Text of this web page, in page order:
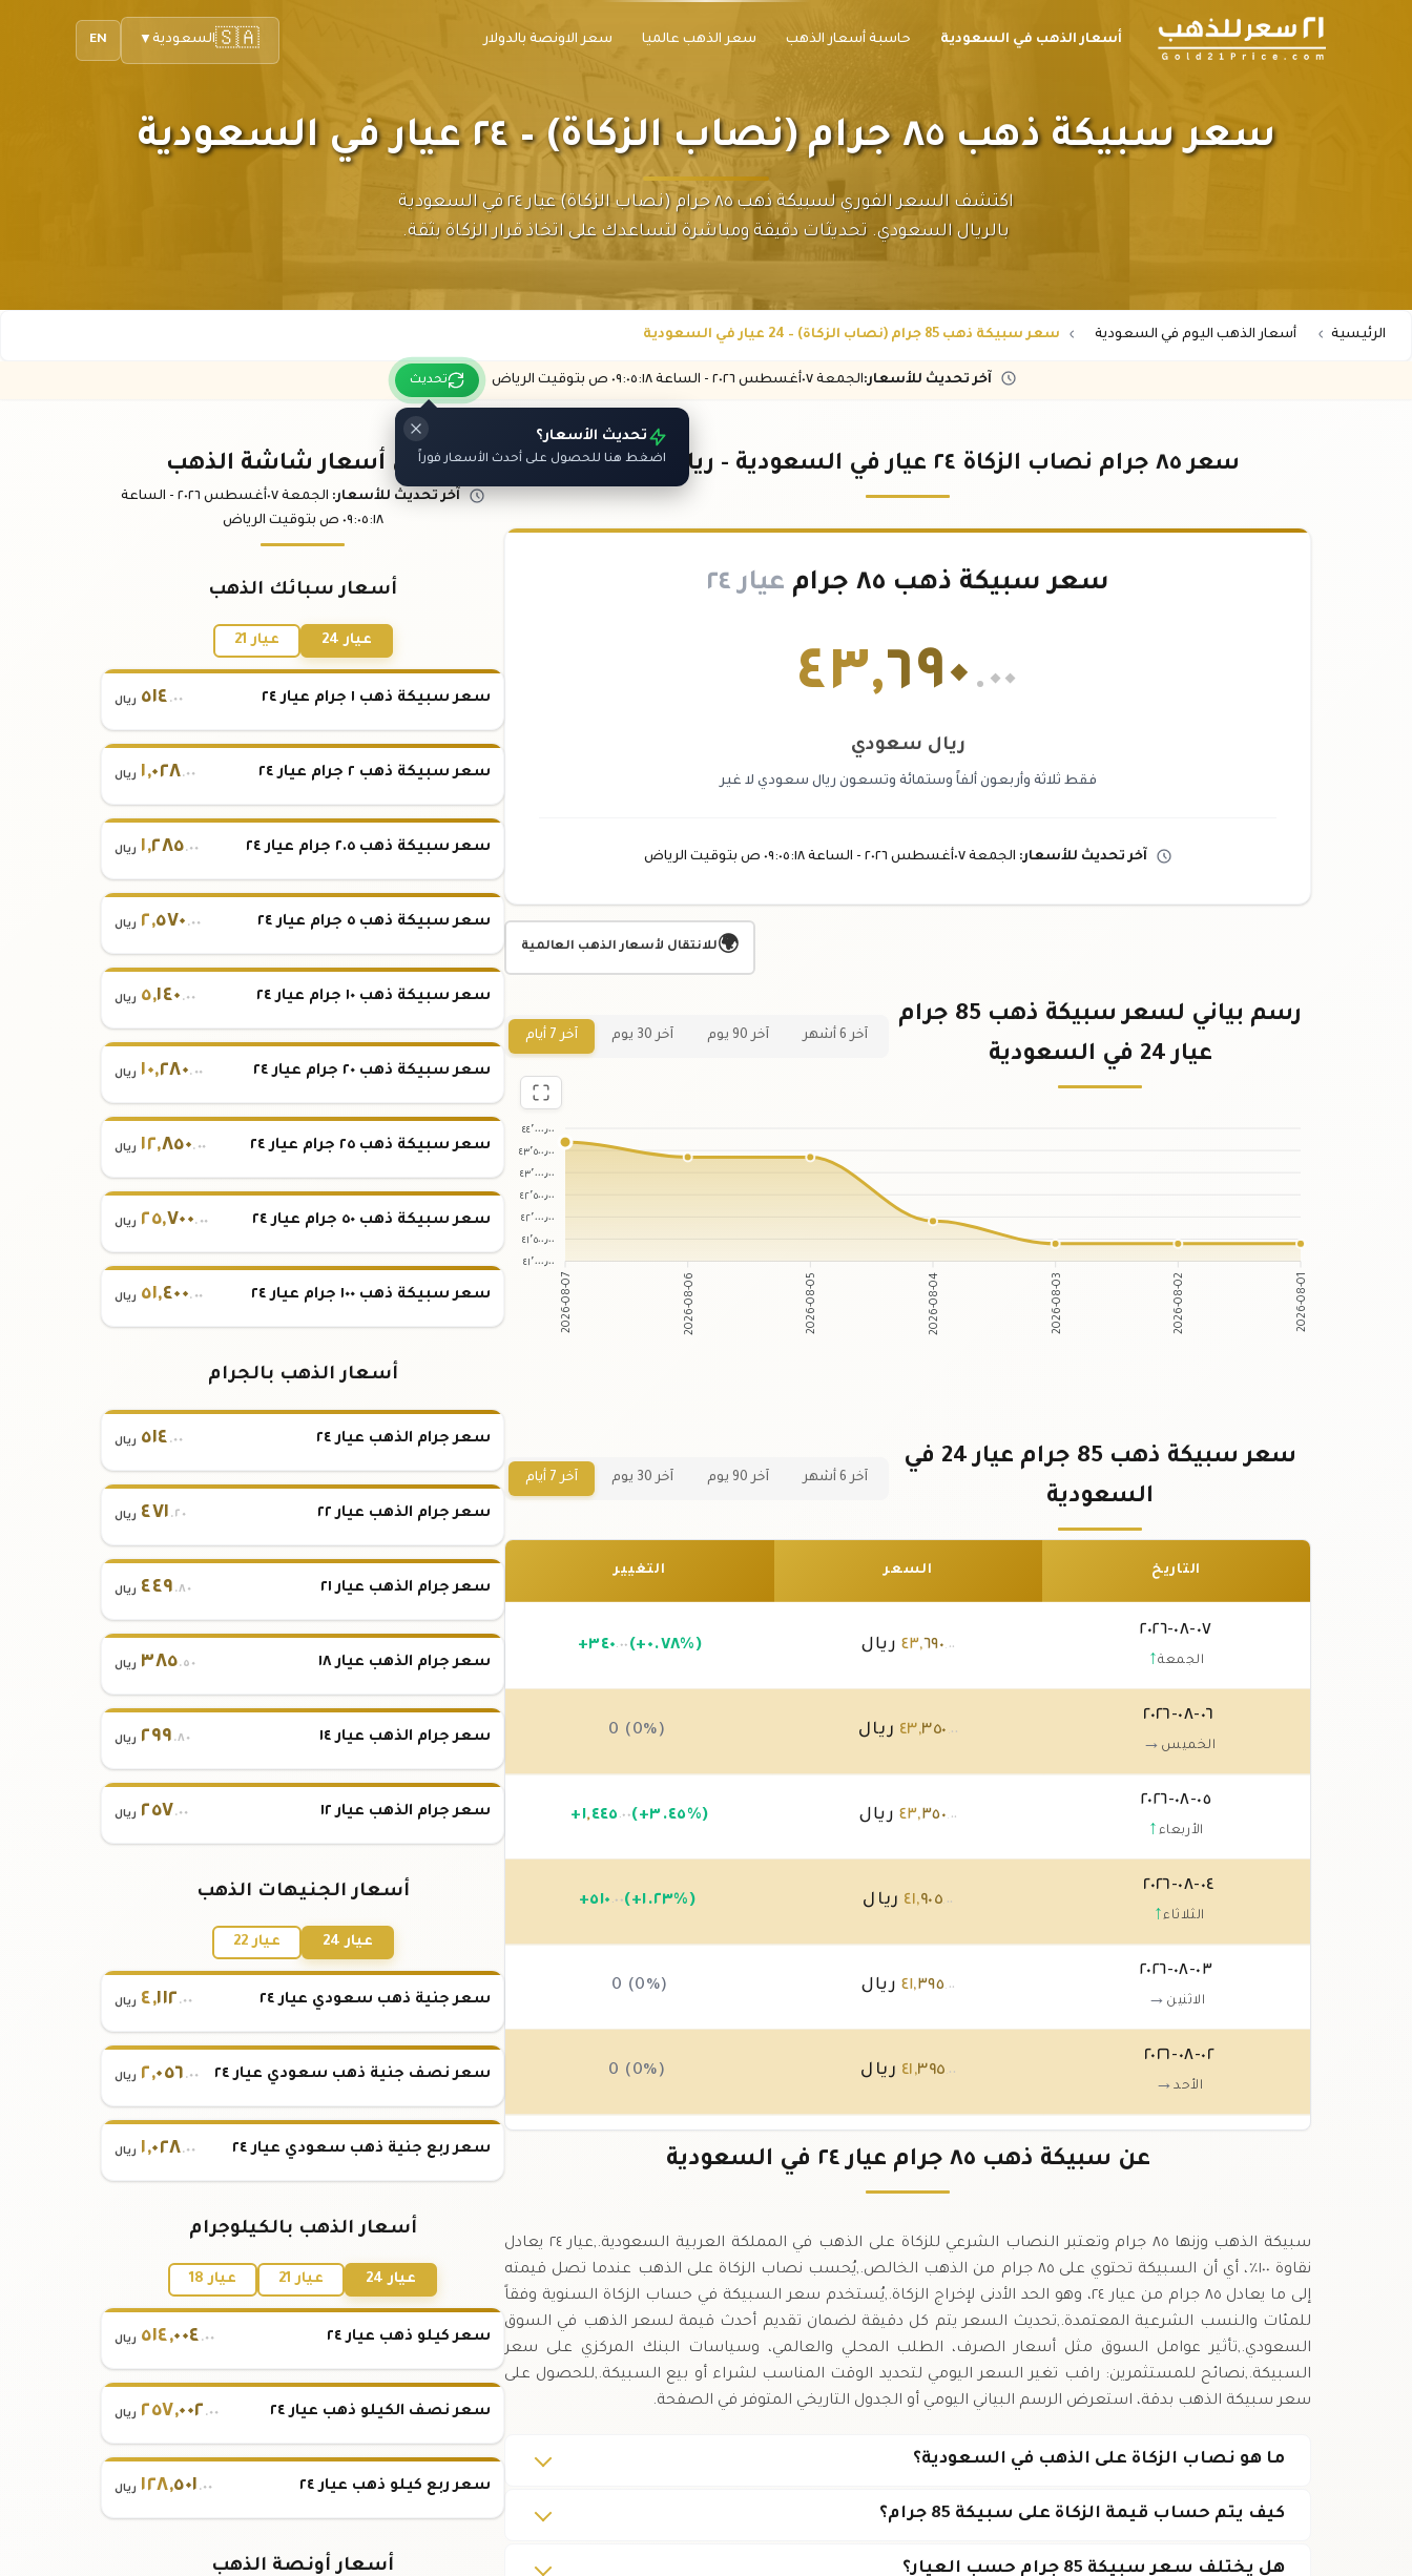
أسعار الذهب في السعودية حاسبة أسعار الذهب سعر الذهب عالميا سعر الاونصة بالدولار EN 🇸🇦السعودية ▼
سعر سبيكة ذهب ٨٥ جرام (نصاب الزكاة) – ٢٤ عيار في السعودية
اكتشف السعر الفوري لسبيكة ذهب ٨٥ جرام (نصاب الزكاة) عيار ٢٤ في السعودية
بالريال السعودي. تحديثات دقيقة ومباشرة لتساعدك على اتخاذ قرار الزكاة بثقة.
الرئيسية أسعار الذهب اليوم في السعودية سعر سبيكة ذهب 85 جرام (نصاب الزكاة) – 24 عيار في السعودية
آخر تحديث للأسعار:الجمعة ٠٧ أغسطس ٢٠٢٦ - الساعة :١٨ ص بتوقيت الرياض تحديث
تحديث الأسعار؟
اضغط هنا للحصول على أحدث الأسعار فوراً سعر ٨٥ جرام نصاب الزكاة ٢٤ عيار في السعودية - ريال سعودي
سعر سبيكة ذهب ٨٥ جرام عيار ٢٤
٤٣,٦٩٠ .٠٠
ريال سعودي
فقط ثلاثة وأربعون ألفاً وستمائة وتسعون ريال سعودي لا غير
آخر تحديث للأسعار: الجمعة ٠٧ أغسطس ٢٠٢٦ - الساعة ٠٩:٠٥:١٨ ص بتوقيت الرياض
🌍للانتقال لأسعار الذهب العالمية
رسم بياني لسعر سبيكة ذهب 85 جرام
عيار 24 في السعودية
آخر 6 أشهر آخر 90 يوم آخر 30 يوم آخر 7 أيام
٤٤٬٠٠٠٫٠٠
٤٣٬٥٠٠٫٠٠
٤٣٬٠٠٠٫٠٠
٤٢٬٥٠٠٫٠٠
٤٢٬٠٠٠٫٠٠
٤١٬٥٠٠٫٠٠
٤١٬٠٠٠٫٠٠
2026-08-07 2026-08-06 2026-08-05 2026-08-04 2026-08-03 2026-08-02 2026-08-01
سعر سبيكة ذهب 85 جرام عيار 24 في
السعودية
آخر 6 أشهر آخر 90 يوم آخر 30 يوم آخر 7 أيام
التاريخ السعر التغيير
٠٧-٠٨-٢٠٢٦
الجمعة↑
٤٣,٦٩٠.٠٠ ريال +٣٤٠ .٠٠ (+٠.٧٨%)
٠٦-٠٨-٢٠٢٦
الخميس →
٤٣,٣٥٠ .٠٠ ريال 0 (0%)
٠٥-٠٨-٢٠٢٦
الأربعاء ↑
٤٣,٣٥٠.٠٠ ريال +١,٤٤٥ .٠٠ (+٣.٤٥%)
٠٤-٠٨-٢٠٢٦
الثلاثاء↑
٤١,٩٠٥.٠٠ ريال +٥١٠ .٠٠ (+١.٢٣%)
٠٣-٠٨-٢٠٢٦
الاثنين →
٤١,٣٩٥.٠٠ ريال 0 (0%)
٠٢-٠٨-٢٠٢٦
الأحد→
٤١,٣٩٥.٠٠ ريال 0 (0%)
٤١ ٣٩٥ .٠٠ ريال (-٠.٢%) عن سبيكة ذهب ٨٥ جرام عيار ٢٤ في السعودية
سبيكة الذهب وزنها ٨٥ جرام وتعتبر النصاب الشرعي للزكاة على الذهب في المملكة العربية السعودية.,عيار ٢٤ يعادل
نقاوة ١٠٠٪، أي أن السبيكة تحتوي على ٨٥ جرام من الذهب الخالص.,يُحسب نصاب الزكاة على الذهب عندما تصل قيمته
إلى ما يعادل ٨٥ جرام من عيار ٢٤، وهو الحد الأدنى لإخراج الزكاة.,يُستخدم سعر السبيكة في حساب الزكاة السنوية وفقاً
للمئات والنسب الشرعية المعتمدة.,تحديث السعر يتم كل دقيقة لضمان تقديم أحدث قيمة لسعر الذهب في السوق
السعودي.,تأثير عوامل السوق مثل أسعار الصرف، الطلب المحلي والعالمي، وسياسات البنك المركزي على سعر
السبيكة.,نصائح للمستثمرين: راقب تغير السعر اليومي لتحديد الوقت المناسب لشراء أو بيع السبيكة.,للحصول على
سعر سبيكة الذهب بدقة، استعرض الرسم البياني اليومي أو الجدول التاريخي المتوفر في الصفحة.
ما هو نصاب الزكاة على الذهب في السعودية؟
كيف يتم حساب قيمة الزكاة على سبيكة 85 جرام؟
هل يختلف سعر سبيكة 85 جرام حسب العيار؟
باقي أسعار شاشة الذهب
آخر تحديث للأسعار: الجمعة ٠٧ أغسطس ٢٠٢٦ -
الساعة
٠٩:٠٥:١٨ ص بتوقيت الرياض
أسعار سبائك الذهب
عيار 24 عيار 21
سعر سبيكة ذهب ١ جرام عيار ٢٤ ٥١٤ .٠٠ ريال
سعر سبيكة ذهب ٢ جرام عيار ٢٤ ١,٠٢٨.٠٠ ريال
سعر سبيكة ذهب ٢.٥ جرام عيار ٢٤ ١,٢٨٥.٠٠ ريال
سعر سبيكة ذهب ٥ جرام عيار ٢٤ ٢,٥٧٠ .٠٠ ريال
سعر سبيكة ذهب ١٠ جرام عيار ٢٤ ٥,١٤٠ .٠٠ ريال
سعر سبيكة ذهب ٢٠ جرام عيار ٢٤ ١٠,٢٨٠.٠٠ ريال
سعر سبيكة ذهب ٢٥ جرام عيار ٢٤ ١٢,٨٥٠.٠٠ ريال
سعر سبيكة ذهب ٥٠ جرام عيار ٢٤ ٢٥,٧٠٠.٠٠ ريال
سعر سبيكة ذهب ١٠٠ جرام عيار ٢٤ ٥١,٤٠٠.٠٠ ريال
أسعار الذهب بالجرام
سعر جرام الذهب عيار ٢٤ ٥١٤ .٠٠ ريال
سعر جرام الذهب عيار ٢٢ ٤٧١ .٢٠ ريال
سعر جرام الذهب عيار ٢١ ٤٤٩ .٨٠ ريال
سعر جرام الذهب عيار ١٨ ٣٨٥.٥٠ ريال
سعر جرام الذهب عيار ١٤ ٢٩٩ .٨٠ ريال
سعر جرام الذهب عيار ١٢ ٢٥٧ .٠٠ ريال
أسعار الجنيهات الذهب
عيار 24 عيار 22
سعر جنية ذهب سعودي عيار ٢٤ ٤,١١٢ .٠٠ ريال
سعر نصف جنية ذهب سعودي عيار ٢٤ ٢,٠٥٦ .٠٠ ريال
سعر ربع جنية ذهب سعودي عيار ٢٤ ١,٠٢٨.٠٠ ريال
أسعار الذهب بالكيلوجرام
عيار 24 عيار 21 عيار 18
سعر كيلو ذهب عيار ٢٤ ٥١٤,٠٠٤ .٠٠ ريال
سعر نصف الكيلو ذهب عيار ٢٤ ٢٥٧,٠٠٢ .٠٠ ريال
سعر ربع كيلو ذهب عيار ٢٤ ١٢٨,٥٠١ .٠٠ ريال
أسعار أونصة الذهب